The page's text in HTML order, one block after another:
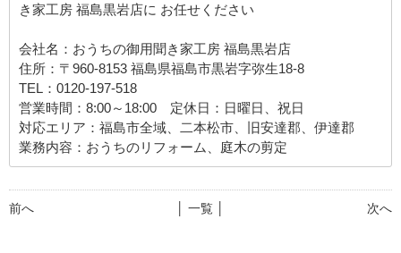
き家工房 福島黒岩店に お任せください
会社名：おうちの御用聞き家工房 福島黒岩店
住所：〒960-8153 福島県福島市黒岩字弥生18-8
TEL：0120-197-518
営業時間：8:00～18:00 定休日：日曜日、祝日
対応エリア：福島市全域、二本松市、旧安達郡、伊達郡
業務内容：おうちのリフォーム、庭木の剪定
前へ 次へ
│ 一覧 │